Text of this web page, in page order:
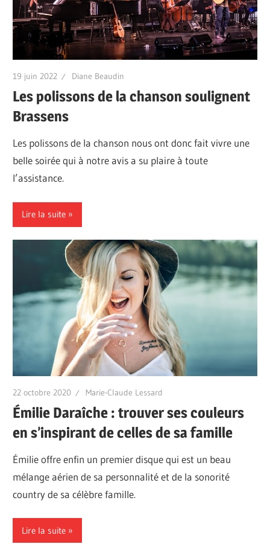
19 juin 2022 Diane Beaudin
Les polissons de la chanson soulignent
Brassens
Les polissons de la chanson nous ont donc fait vivre une
belle soirée qui à notre avis a su plaire à toute
l’assistance.
Lire la suite
22 octobre 2020 Marie-Claude Lessard
Émilie Daraîche : trouver ses couleurs
en s’inspirant de celles de sa famille
Émilie offre enfin un premier disque qui est un beau
mélange aérien de sa personnalité et de la sonorité
country de sa célèbre famille.
Lire la suite